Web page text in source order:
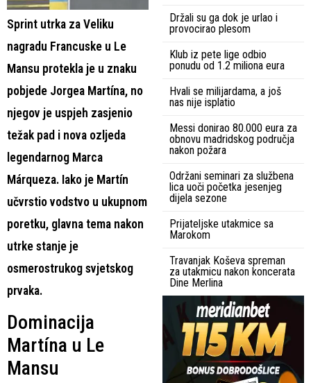
Sprint utrka za Veliku
nagradu Francuske u Le
Mansu protekla je u znaku
pobjede Jorgea Martína, no
njegov je uspjeh zasjenio
težak pad i nova ozljeda
legendarnog Marca
Márqueza. Iako je Martín
učvrstio vodstvo u ukupnom
poretku, glavna tema nakon
utrke stanje je
osmerostrukog svjetskog
prvaka.
Dominacija
Martína u Le
Mansu
Držali su ga dok je urlao i
provocirao plesom
Klub iz pete lige odbio
ponudu od 1.2 miliona eura
Hvali se milijardama, a još
nas nije isplatio
Messi donirao 80.000 eura za
obnovu madridskog područja
nakon požara
Održani seminari za službena
lica uoči početka jesenjeg
dijela sezone
Prijateljske utakmice sa
Marokom
Travanjak Koševa spreman
za utakmicu nakon koncerata
Dine Merlina